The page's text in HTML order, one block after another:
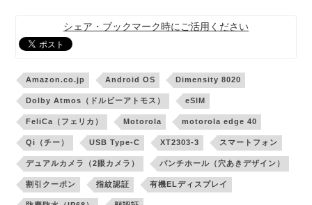
シェア・ブックマーク時にご活用ください
Amazon.co.jp Android OS Dimensity 8020
Dolby Atmos（ドルビーアトモス） eSIM
FeliCa（フェリカ） Motorola motorola edge 40
Qi（チー） USB Type-C XT2303-3 スマートフォン
デュアルカメラ（2眼カメラ） パンチホール（穴あきデザイン）
割引クーポン 指紋認証 有機ELディスプレイ